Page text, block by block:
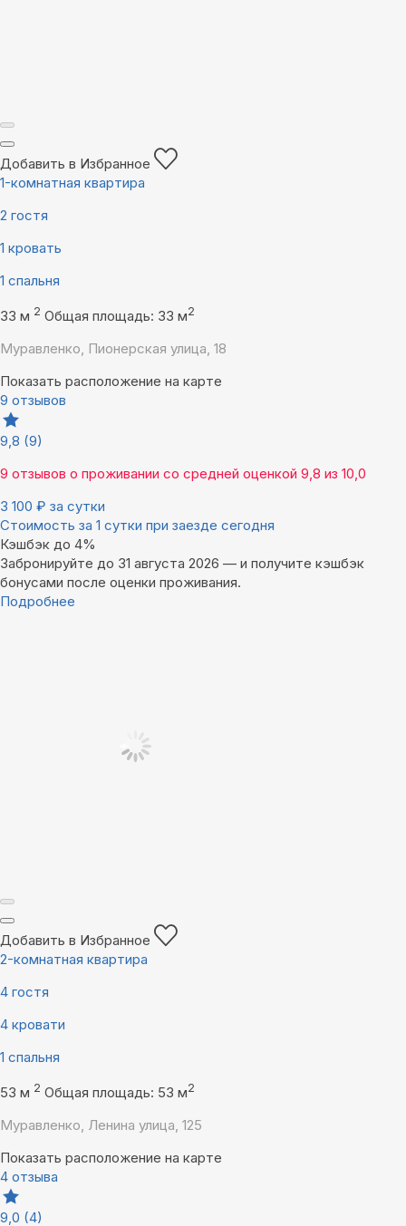
Добавить в Избранное
1-комнатная квартира
2 гостя
1 кровать
1 спальня
33 м 2 Общая площадь: 33 м2
Муравленко, Пионерская улица, 18
Показать расположение на карте
9 отзывов
9,8 (9)
9 отзывов о проживании со средней оценкой 9,8 из 10,0
3 100 ₽ за сутки
Стоимость за 1 сутки при заезде сегодня
Кэшбэк до 4%
Забронируйте до 31 августа 2026 — и получите кэшбэк
бонусами после оценки проживания.
Подробнее
Добавить в Избранное
2-комнатная квартира
4 гостя
4 кровати
1 спальня
53 м 2 Общая площадь: 53 м2
Муравленко, Ленина улица, 125
Показать расположение на карте
4 отзыва
9,0 (4)